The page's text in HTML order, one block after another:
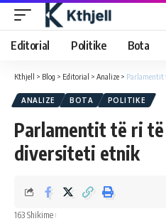
Editorial Politike Bota
Kthjell > Blog > Editorial > Analize > Parlamentit
ANALIZE BOTA POLITIKE
Parlamentit të ri të
diversiteti etnik
163 Shikime